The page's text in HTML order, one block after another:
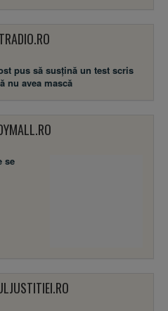
pus să susţină un test scris
nu avea mască
se